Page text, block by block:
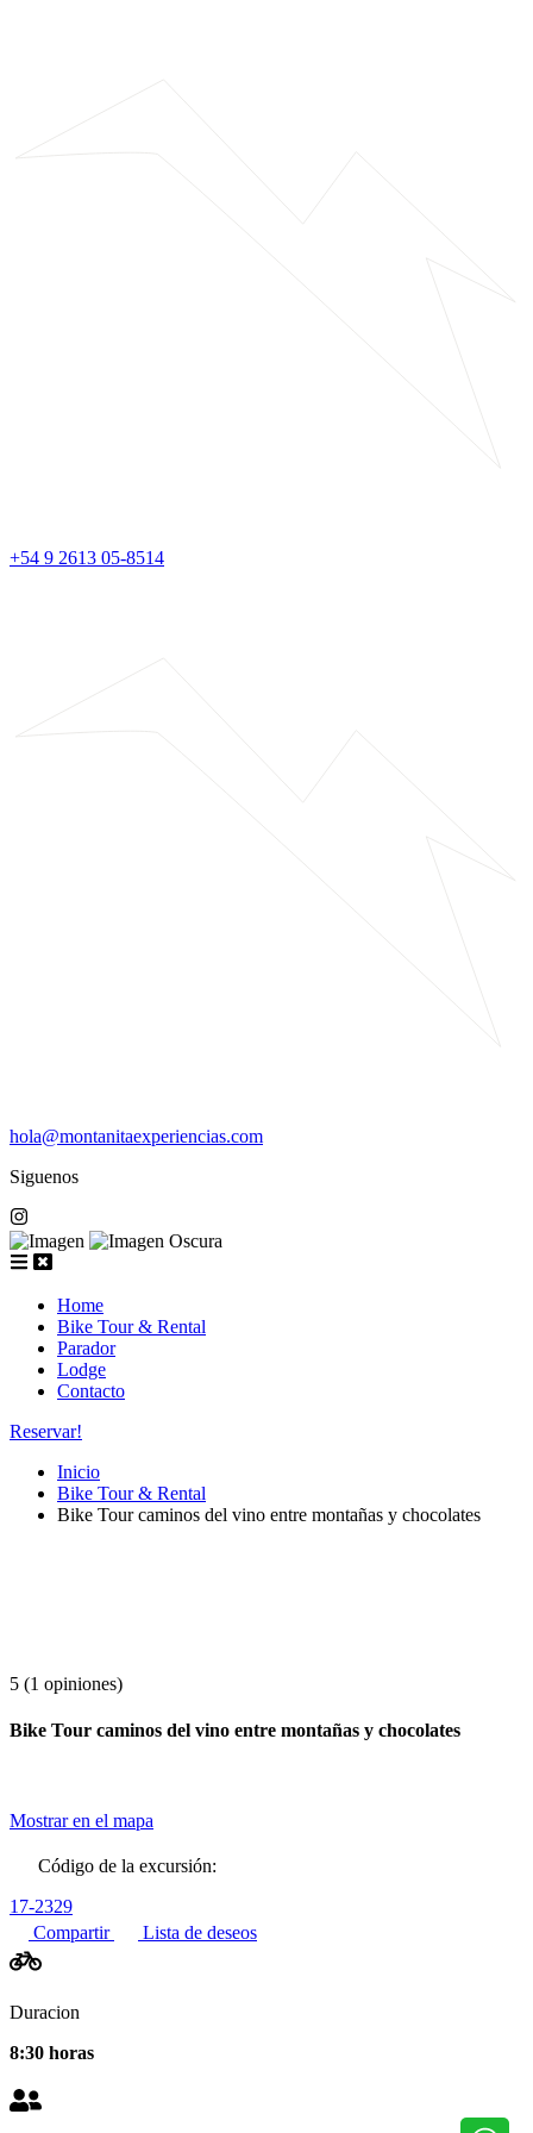
+54 9 2613 05-8514
hola@montanitaexperiencias.com
Siguenos
Home
Bike Tour & Rental
Parador
Lodge
Contacto
Reservar!
Inicio
Bike Tour & Rental
Bike Tour caminos del vino entre montañas y chocolates
5 (1 opiniones)
Bike Tour caminos del vino entre montañas y chocolates
Mostrar en el mapa
Código de la excursión:
17-2329
Compartir
Lista de deseos
Duracion
8:30 horas